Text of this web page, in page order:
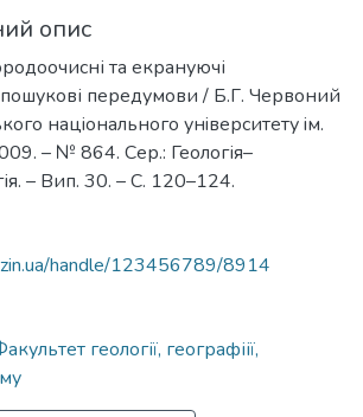
опис
та екрануючі
передумови / Б.Г. Червоний
нацiонального унiверситету iм.
– № 864. Сер.: Геологія–
– Вип. 30. – С. 120–124.
handle/123456789/8914
геології, географіії,